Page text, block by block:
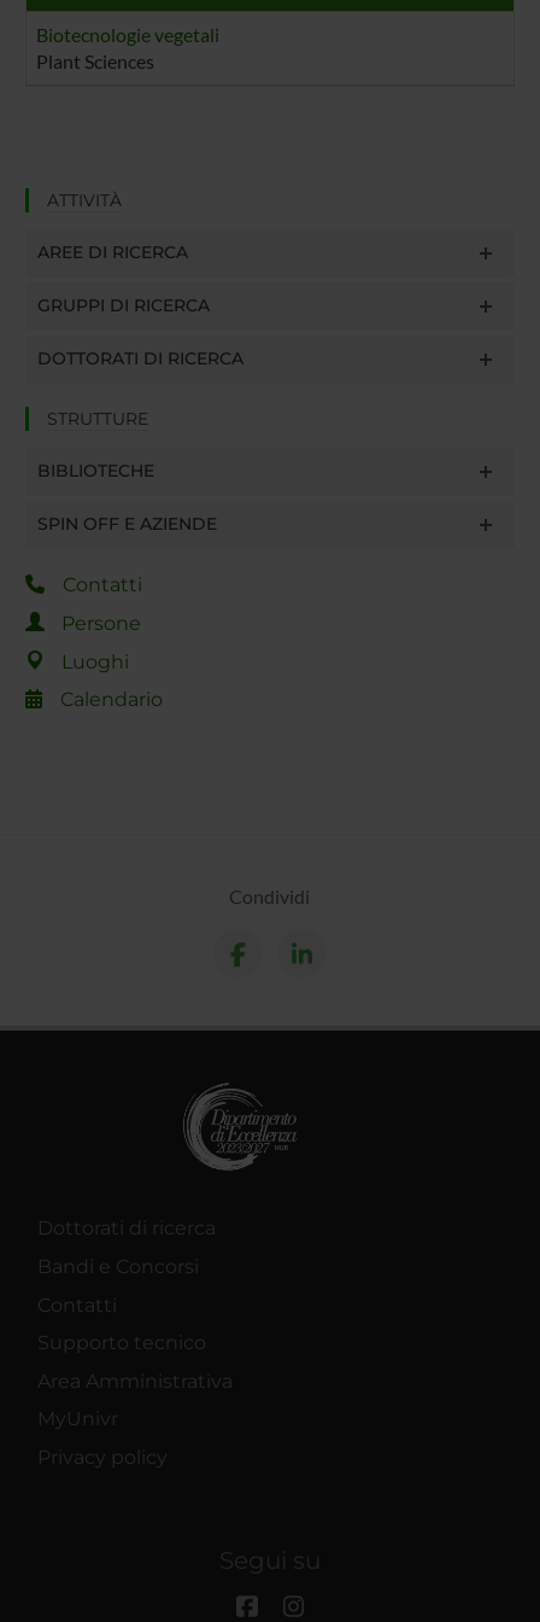
Biotecnologie vegetali
Plant Sciences
ATTIVITÀ
AREE DI RICERCA
GRUPPI DI RICERCA
DOTTORATI DI RICERCA
STRUTTURE
BIBLIOTECHE
SPIN OFF E AZIENDE
Contatti
Persone
Luoghi
Calendario
Condividi
Dottorati di ricerca
Bandi e Concorsi
Contatti
Supporto tecnico
Area Amministrativa
MyUnivr
Privacy policy
Segui su